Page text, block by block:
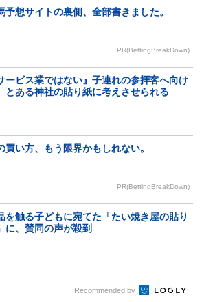
予想サイトの裏側、全部書きました。
PR(BettingBreakDown)
ービス業ではない』子連れの参拝客へ向け
とある神社の貼り紙に考えさせられる
買い方、もう限界かもしれない。
PR(BettingBreakDown)
を触る子どもに宛てた「たい焼き屋の貼り
に、賛同の声が殺到
Recommended by